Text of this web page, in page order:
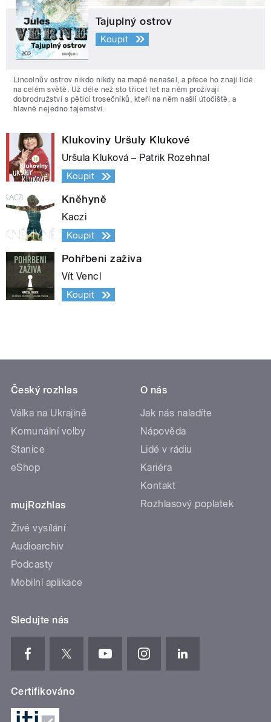
Tajuplný ostrov
Koupit
Lincolnův ostrov nikdo nikdy na mapě nenašel, a přece ho znají lidé
na celém světě. Už déle než sto třicet let na něm prožívají
dobrodružství s pěticí trosečníků, kteří na něm našli útočiště, a
hlavně nejedno tajemství.
Klukoviny Uršuly Klukové
Uršula Kluková – Patrik Rozehnal
Koupit
Kněhyně
Kaczi
Koupit
Pohřbeni zaživa
Vít Vencl
Koupit
Český rozhlas
Válka na Ukrajině
Komunální volby
Stanice
eShop
mujRozhlas
Živé vysílání
Audioarchiv
Podcasty
Mobilní aplikace
O nás
Jak nás naladíte
Nápověda
Lidé v rádiu
Kariéra
Kontakt
Rozhlasový poplatek
Sledujte nás
Certifikováno